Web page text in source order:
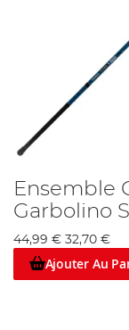
Ensemble
Garbolino
44,99 € 32,70 €
Ajouter Au